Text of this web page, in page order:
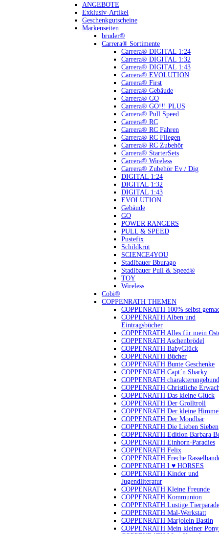
ANGEBOTE
Exklusiv-Artikel
Geschenkgutscheine
Markenseiten
bruder®
Carrera® Sortimente
Carrera® DIGITAL 1:24
Carrera® DIGITAL 1:32
Carrera® DIGITAL 1:43
Carrera® EVOLUTION
Carrera® First
Carrera® Gebäude
Carrera® GO
Carrera® GO!!! PLUS
Carrera® Pull Speed
Carrera® RC
Carrera® RC Fahren
Carrera® RC Fliegen
Carrera® RC Zubehör
Carrera® StarterSets
Carrera® Wireless
Carrera® Zubehör Ev / Dig
DIGITAL 1:24
DIGITAL 1:32
DIGITAL 1:43
EVOLUTION
Gebäude
GO
POWER RANGERS
PULL & SPEED
Pustefix
Schildkröt
SCIENCE4YOU
Stadlbauer Bburago
Stadlbauer Pull & Speed®
TOY
Wireless
Cobi®
COPPENRATH THEMEN
COPPENRATH 100% selbst
COPPENRATH Alben und
Eintragsbücher
COPPENRATH Alles für mein
COPPENRATH Aschenbrödel
COPPENRATH BabyGlück
COPPENRATH Bücher
COPPENRATH Bunte Geschenke
COPPENRATH Capt´n Sharky
COPPENRATH
COPPENRATH Christliche
COPPENRATH Das kleine Glück
COPPENRATH Der Grolltroll
COPPENRATH Der kleine
COPPENRATH Der Mondbär
COPPENRATH Die Lieben Sieben
COPPENRATH Edition Barbara
COPPENRATH Einhorn-Paradies
COPPENRATH Felix
COPPENRATH Freche
COPPENRATH I ♥ HORSES
COPPENRATH Kinder und
Jugendliteratur
COPPENRATH Kleine Freunde
COPPENRATH Kommunion
COPPENRATH Lustige Tierparade
COPPENRATH Mal-Werkstatt
COPPENRATH Marjolein Bastin
COPPENRATH Mein kleiner